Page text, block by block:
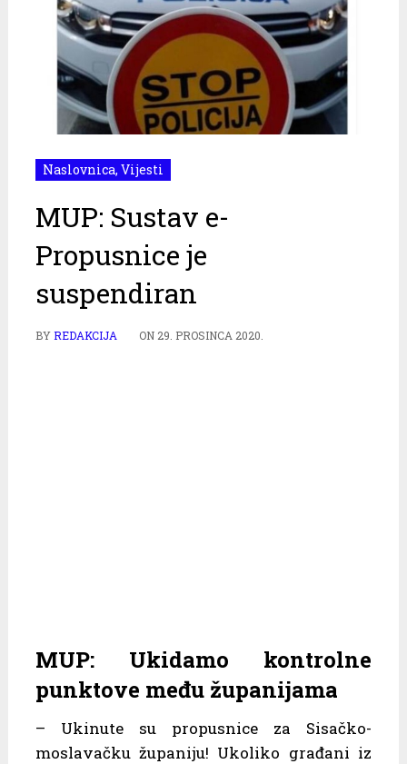
Naslovnica, Vijesti
MUP: Sustav e-
Propusnice je
suspendiran
BYREDAKCIJA ON 29. PROSINCA 2020.
MUP: Ukidamo kontrolne
punktove među županijama
– Ukinute su propusnice za Sisačko-
moslavačku županiju! Ukoliko građani iz